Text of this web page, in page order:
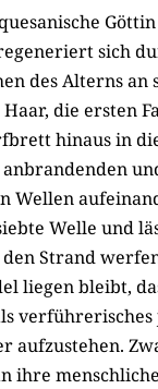
sich
des Alterns an
die ersten
hinaus in
Wellen
Welle und
Strand
liegen bleibt,
verführerisches
aufzustehen.
ihre